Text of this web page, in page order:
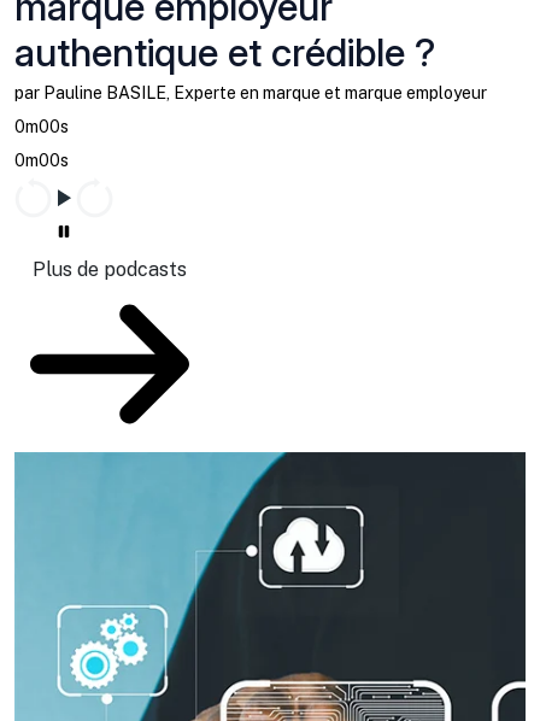
authentique et crédible ?
par Pauline BASILE, Experte en marque et marque employeur
0m00s
0m00s
Plus de podcasts